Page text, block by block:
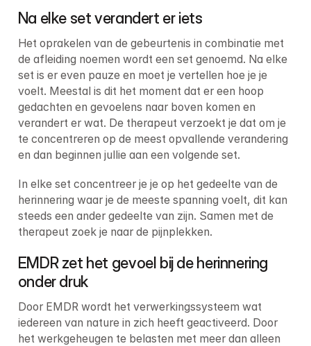
Na elke set verandert er iets
Het oprakelen van de gebeurtenis in combinatie met
de afleiding noemen wordt een set genoemd. Na elke
set is er even pauze en moet je vertellen hoe je je
voelt. Meestal is dit het moment dat er een hoop
gedachten en gevoelens naar boven komen en
verandert er wat. De therapeut verzoekt je dat om je
te concentreren op de meest opvallende verandering
en dan beginnen jullie aan een volgende set.
In elke set concentreer je je op het gedeelte van de
herinnering waar je de meeste spanning voelt, dit kan
steeds een ander gedeelte van zijn. Samen met de
therapeut zoek je naar de pijnplekken.
EMDR zet het gevoel bij de herinnering
onder druk
Door EMDR wordt het verwerkingssysteem wat
iedereen van nature in zich heeft geactiveerd. Door
het werkgeheugen te belasten met meer dan alleen